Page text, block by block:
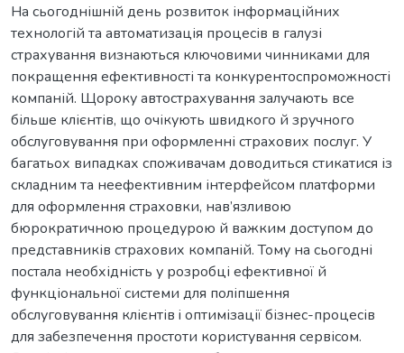
На сьогоднішній день розвиток інформаційних
технологій та автоматизація процесів в галузі
страхування визнаються ключовими чинниками для
покращення ефективності та конкурентоспроможності
компаній. Щороку автострахування залучають все
більше клієнтів, що очікують швидкого й зручного
обслуговування при оформленні страхових послуг. У
багатьох випадках споживачам доводиться стикатися із
складним та неефективним інтерфейсом платформи
для оформлення страховки, нав’язливою
бюрократичною процедурою й важким доступом до
представників страхових компаній. Тому на сьогодні
постала необхідність у розробці ефективної й
функціональної системи для поліпшення
обслуговування клієнтів i оптимізації бізнес-процесів
для забезпечення простоти користування сервісом.